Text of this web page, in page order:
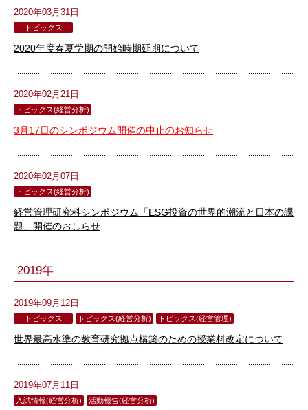
2020年03月31日
トピックス
2020年度春夏学期の開始時期延期について
2020年02月21日
トピックス(経営分析)
3月17日のシンポジウム開催の中止のお知らせ
2020年02月07日
トピックス(経営分析)
経営管理研究科シンポジウム「ESG投資の世界的潮流と日本の課
題」開催のおしらせ
2019年
2019年09月12日
トピックス トピックス(経営分析) トピックス(経営管理)
世界最高水準の教育研究拠点構築のための授業料改定について
2019年07月11日
入試情報(経営分析) 活動報告(経営分析)